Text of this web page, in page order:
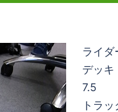
ライダ
デッキ
7.5
トラ